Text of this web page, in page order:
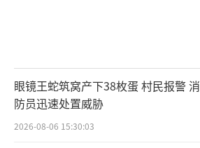
眼镜王蛇筑窝产下38枚蛋 村民报警 消
防员迅速处置威胁
2026-08-06 15:30:03